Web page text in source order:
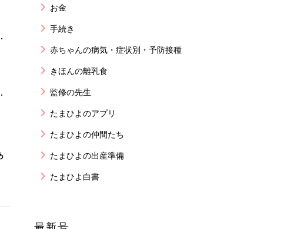
お金
手続き
赤ちゃんの病気・症状別・予防接種
きほんの離乳食
監修の先生
たまひよのアプリ
たまひよの仲間たち
たまひよの出産準備
たまひよ白書